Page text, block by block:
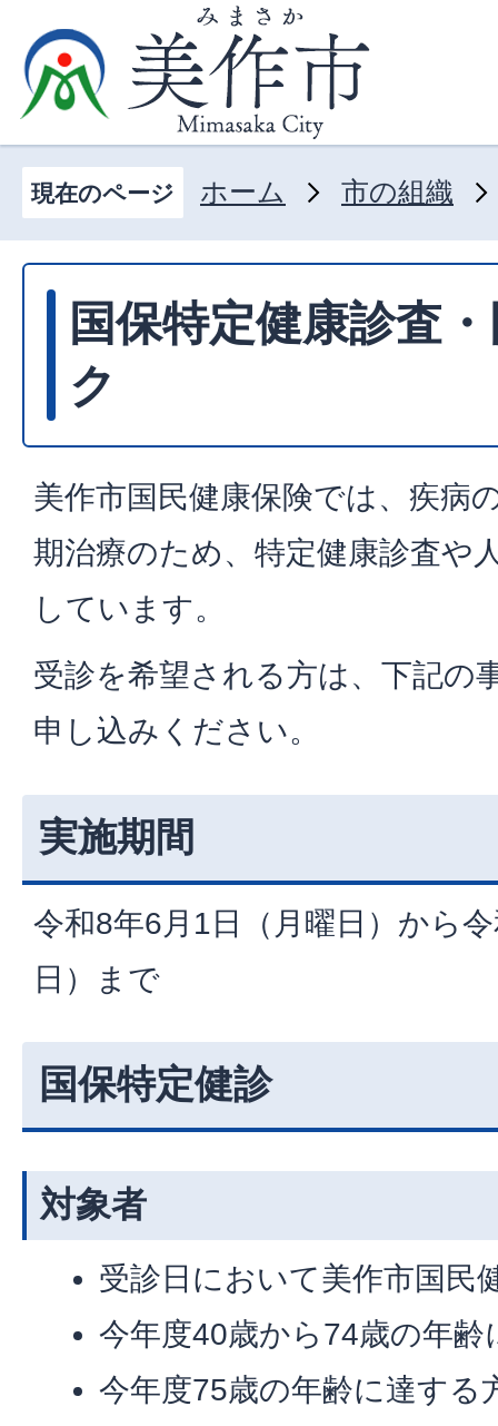
現在のページ ホーム 市の組織
国保特定健康診査
ク
美作市国民健康保険では、疾病
期治療のため、特定健康診査や
しています。
受診を希望される方は、下記の
申し込みください。
実施期間
令和8年6月1日（月曜日）から
日）まで
国保特定健診
対象者
受診日において美作市国民
今年度40歳から74歳の年齢
今年度75歳の年齢に達する